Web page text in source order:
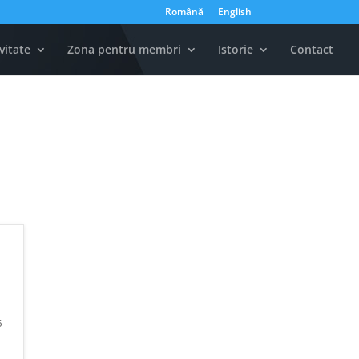
Română English
Zona pentru membri Istorie Contact